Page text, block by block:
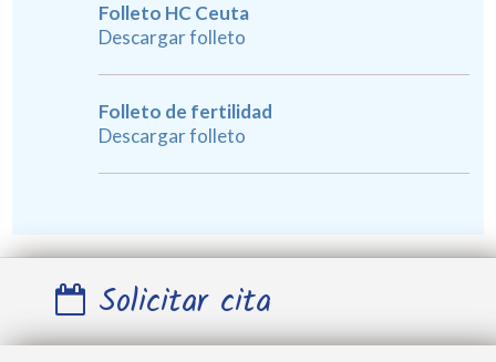
Folleto HC Ceuta
Descargar folleto
Folleto de fertilidad
Descargar folleto
Solicitar cita